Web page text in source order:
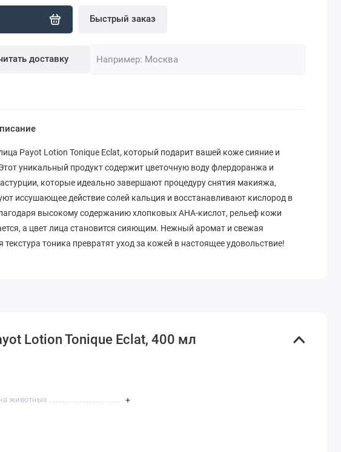
Быстрый заказ
доставку
Payot Lotion Tonique Eclat, который подарит вашей коже сияние и
уникальный продукт содержит цветочную воду флердоранжа и
которые идеально завершают процедуру снятия макияжа,
иссушающее действие солей кальция и восстанавливают кислород в
высокому содержанию хлопковых AHA-кислот, рельеф кожи
а цвет лица становится сияющим. Нежный аромат и свежая
текстура тоника превратят уход за кожей в настоящее удовольствие!
Lotion Tonique Eclat, 400 мл
животных +